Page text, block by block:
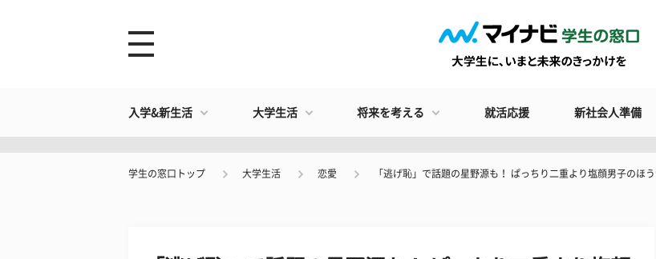
入学&新生活 大学生活 将来を考える 就活応援 新社会人準備
学生の窓口トップ 大学生活 恋愛 「逃げ恥」で話題の星野源も！ ぱっちり二重より塩顔男子のほ